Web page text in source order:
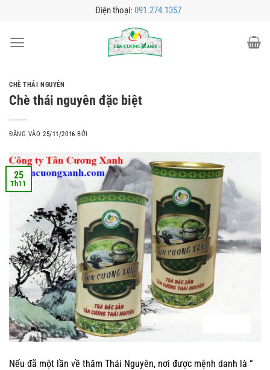
nội
Điện thoại: 091.274.1357
CHÈ THÁI NGUYÊN
Chè thái nguyên đặc biệt
ĐĂNG VÀO25/11/2016 BỞI
25
Th11
Nếu đã một lần về thăm Thái Nguyên, nơi được mệnh danh là “